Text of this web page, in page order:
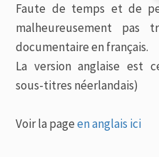
Faute de temps et de
malheureusement
documentaire en français.
La version anglaise est
sous-titres néerlandais)
Voir la pageen anglais ici